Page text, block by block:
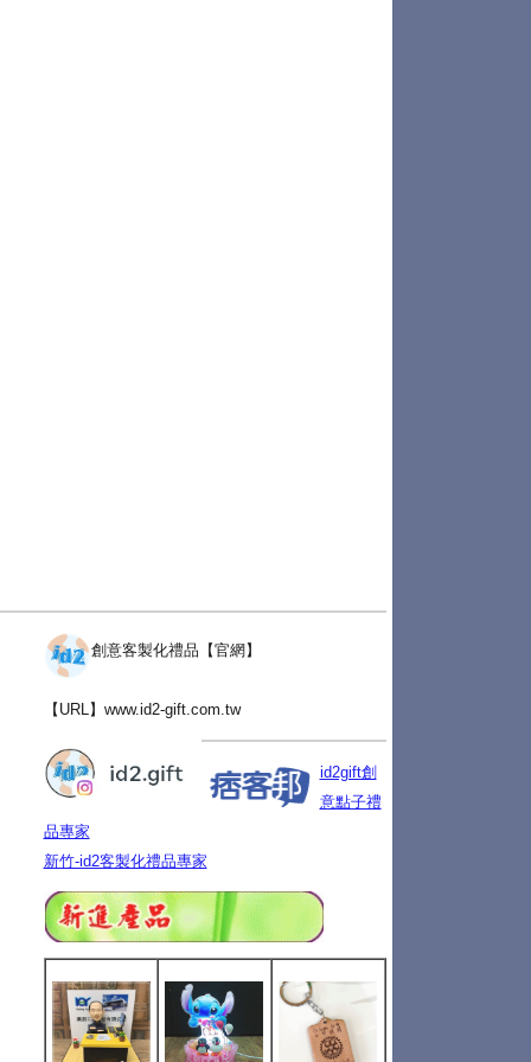
創意客製化禮品【官網】
【URL】 www.id2-gift.com.tw
id2gift創
意點子禮
品專家
新竹-id2客製化禮品專家